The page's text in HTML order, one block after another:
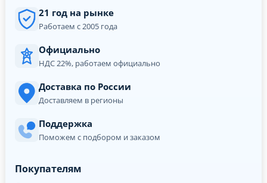
21 год на рынке
Работаем с 2005 года
Официально
НДС 22%, работаем официально
Доставка по России
Доставляем в регионы
Поддержка
Поможем с подбором и заказом
Покупателям